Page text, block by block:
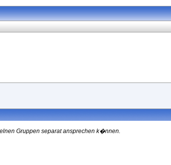
Gruppen separat ansprechen k�nnen.